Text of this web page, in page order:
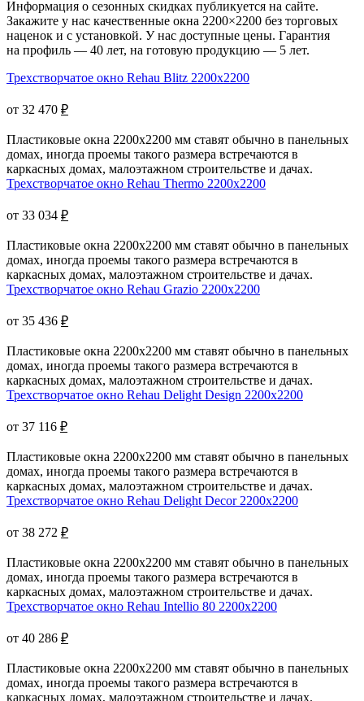
Информация о сезонных скидках публикуется на сайте.
Закажите у нас качественные окна 2200×2200 без торговых
наценок и с установкой. У нас доступные цены. Гарантия
на профиль — 40 лет, на готовую продукцию — 5 лет.
Трехстворчатое окно Rehau Blitz 2200x2200
от 32 470 ₽
Пластиковые окна 2200х2200 мм ставят обычно в панельных
домах, иногда проемы такого размера встречаются в
каркасных домах, малоэтажном строительстве и дачах.
Трехстворчатое окно Rehau Thermo 2200x2200
от 33 034 ₽
Пластиковые окна 2200x2200 мм ставят обычно в панельных
домах, иногда проемы такого размера встречаются в
каркасных домах, малоэтажном строительстве и дачах.
Трехстворчатое окно Rehau Grazio 2200x2200
от 35 436 ₽
Пластиковые окна 2200x2200 мм ставят обычно в панельных
домах, иногда проемы такого размера встречаются в
каркасных домах, малоэтажном строительстве и дачах.
Трехстворчатое окно Rehau Delight Design 2200x2200
от 37 116 ₽
Пластиковые окна 2200x2200 мм ставят обычно в панельных
домах, иногда проемы такого размера встречаются в
каркасных домах, малоэтажном строительстве и дачах.
Трехстворчатое окно Rehau Delight Decor 2200x2200
от 38 272 ₽
Пластиковые окна 2200x2200 мм ставят обычно в панельных
домах, иногда проемы такого размера встречаются в
каркасных домах, малоэтажном строительстве и дачах.
Трехстворчатое окно Rehau Intellio 80 2200x2200
от 40 286 ₽
Пластиковые окна 2200x2200 мм ставят обычно в панельных
домах, иногда проемы такого размера встречаются в
каркасных домах, малоэтажном строительстве и дачах.